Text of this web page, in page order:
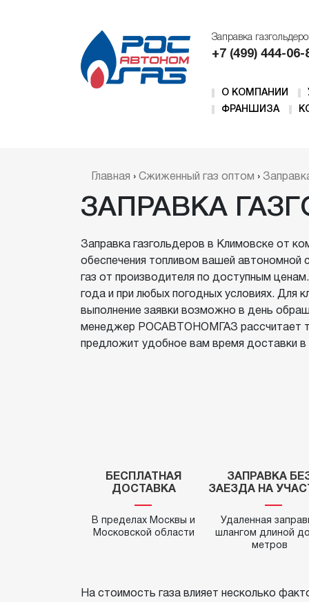
Заправка
+7 (499) 444-06-
О КОМПАНИИ
ФРАНШИЗА
Модульные АГЗС
Емкостное оборудование
Ремонт и модернизация
газовозов
Неразрушающий
Газгольдеры для частного дома и
Установка газгольдера под ключ
Наземные газгольдеры
Минигазгольдеры
Отзывы клиентов
Портфолио
Новости и акции
Вакансии
Вопрос-ответ
Главная › Сжиженный газ оптом ›
ЗАПРАВКА
Заправка газгольдеров в Климовске от
обеспечения топливом вашей автономной
газ от производителя по доступным
года и при любых погодных условиях. Для
выполнение заявки возможно в день
менеджер РОСАВТОНОМГАЗ рассчитает
предложит удобное вам время доставки в
БЕСПЛАТНАЯ
ДОСТАВКА
В пределах Москвы и
Московской области
ЗАПРАВКА
ЗАЕЗДА НА
Удаленная
шлангом длиной
метров
На стоимость газа влияет несколько